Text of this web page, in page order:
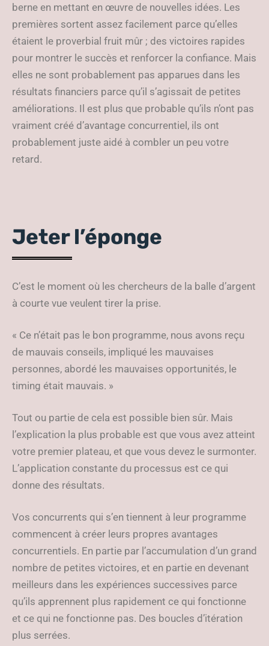
berne en mettant en œuvre de nouvelles idées. Les
premières sortent assez facilement parce qu’elles
étaient le proverbial fruit mûr ; des victoires rapides
pour montrer le succès et renforcer la confiance. Mais
elles ne sont probablement pas apparues dans les
résultats financiers parce qu’il s’agissait de petites
améliorations. Il est plus que probable qu’ils n’ont pas
vraiment créé d’avantage concurrentiel, ils ont
probablement juste aidé à combler un peu votre
retard.
Jeter l’éponge
C’est le moment où les chercheurs de la balle d’argent
à courte vue veulent tirer la prise.
« Ce n’était pas le bon programme, nous avons reçu
de mauvais conseils, impliqué les mauvaises
personnes, abordé les mauvaises opportunités, le
timing était mauvais. »
Tout ou partie de cela est possible bien sûr. Mais
l’explication la plus probable est que vous avez atteint
votre premier plateau, et que vous devez le surmonter.
L’application constante du processus est ce qui
donne des résultats.
Vos concurrents qui s’en tiennent à leur programme
commencent à créer leurs propres avantages
concurrentiels. En partie par l’accumulation d’un grand
nombre de petites victoires, et en partie en devenant
meilleurs dans les expériences successives parce
qu’ils apprennent plus rapidement ce qui fonctionne
et ce qui ne fonctionne pas. Des boucles d’itération
plus serrées.